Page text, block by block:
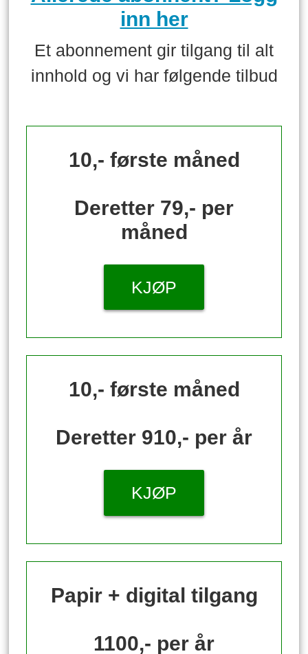
inn her
Et abonnement gir tilgang til alt
innhold og vi har følgende tilbud
10,- første måned
Deretter 79,- per
måned
KJØP
10,- første måned
Deretter 910,- per år
KJØP
Papir + digital tilgang
1100,- per år